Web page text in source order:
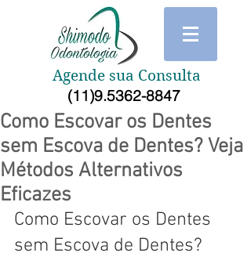
Agende sua Consulta
(11)9.5362-8847
Como Escovar os Dentes
sem Escova de Dentes? Veja
Métodos Alternativos
Eficazes
Como Escovar os Dentes
sem Escova de Dentes?